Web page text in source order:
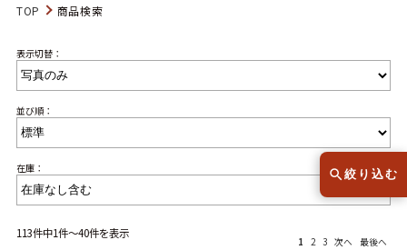
店舗一覧
全国7店舗・公式通販の比較 →
発送について 12時までのご注文で当日出荷！
TOP 商品検索
表示切替：
並び順：
在庫：
113件中1件～40件を表示
1 2 3 次へ 最後へ
絞り込む